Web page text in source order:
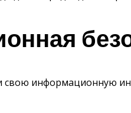
информационную